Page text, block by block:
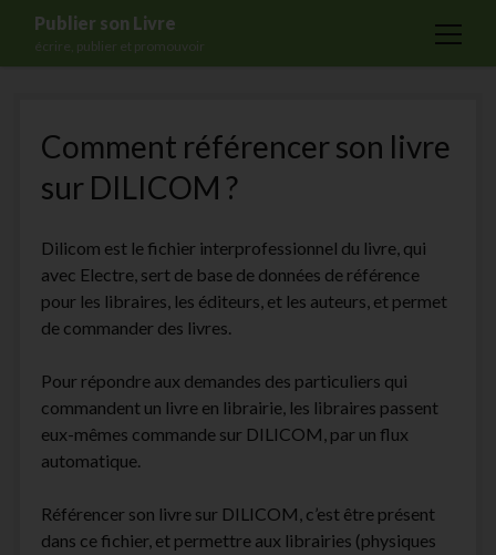
Publier son Livre
écrire, publier et promouvoir
open
Formations
Services
Auto-édition
Maisons d’édition
Actualités
A propos
Contact
facebookinstagram
youtubeemail-
form
Comment référencer son livre
sur DILICOM ?
Dilicom est le fichier interprofessionnel du livre, qui
avec Electre, sert de base de données de référence
pour les libraires, les éditeurs, et les auteurs, et permet
de commander des livres.
Pour répondre aux demandes des particuliers qui
commandent un livre en librairie, les libraires passent
eux-mêmes commande sur DILICOM, par un flux
automatique.
Référencer son livre sur DILICOM, c’est être présent
dans ce fichier, et permettre aux librairies (physiques